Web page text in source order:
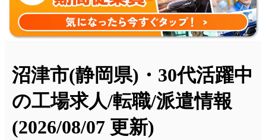
沼津市(静岡県)・30代活躍中
の工場求人/転職/派遣情報
(2026/08/07 更新)